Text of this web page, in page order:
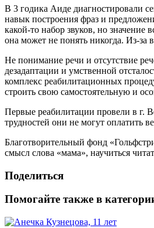
В 3 годика Аиде диагностировали
навык построения фраз и
какой-то набор звуков, но значение
она может не понять никогда. Из-
Не понимание речи и отсутствие
дезадаптации и умственной
комплекс реабилитационных
строить свою самостоятельную и
Первые реабилитации провели в г.
трудностей они не могут оплатить
Благотворительный фонд
смысл слова «мама», научиться
Поделиться
Помогайте также в